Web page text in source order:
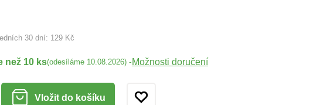
30 dní: 129 Kč
než 10 ks(odesíláme 10.08.2026) -Možnosti doručení
Vložit do košíku